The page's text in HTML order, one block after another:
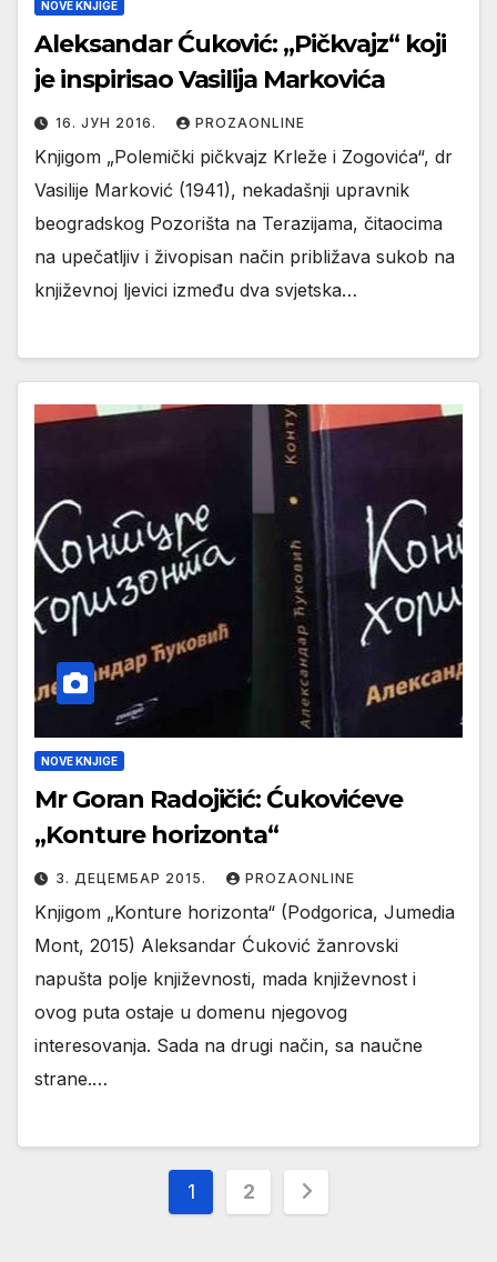
NOVE KNJIGE
Aleksandar Ćuković: „Pičkvajz“ koji
je inspirisao Vasilija Markovića
16. ЈУН 2016. PROZAONLINE
Knjigom „Polemički pičkvajz Krleže i Zogovića“, dr
Vasilije Marković (1941), nekadašnji upravnik
beogradskog Pozorišta na Terazijama, čitaocima
na upečatljiv i živopisan način približava sukob na
književnoj ljevici između dva svjetska…
NOVE KNJIGE
Mr Goran Radojičić: Ćukovićeve
„Konture horizonta“
3. ДЕЦЕМБАР 2015. PROZAONLINE
Knjigom „Konture horizonta“ (Podgorica, Jumedia
Mont, 2015) Aleksandar Ćuković žanrovski
napušta polje književnosti, mada književnost i
ovog puta ostaje u domenu njegovog
interesovanja. Sada na drugi način, sa naučne
strane.…
Пагинација
1 2